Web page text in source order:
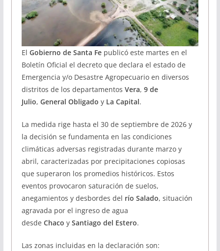
El Gobierno de Santa Fepublicó este martes en el
Boletín Oficial el decreto que declara el estado de
Emergencia y/o Desastre Agropecuario en diversos
distritos de los departamentos Vera, 9 de
Julio, General Obligado y La Capital.
La medida rige hasta el 30 de septiembre de 2026 y
la decisión se fundamenta en las condiciones
climáticas adversas registradas durante marzo y
abril, caracterizadas por precipitaciones copiosas
que superaron los promedios históricos. Estos
eventos provocaron saturación de suelos,
anegamientos y desbordes del río Salado, situación
agravada por el ingreso de agua
desde Chaco y Santiago del Estero.
Las zonas incluidas en la declaración son: